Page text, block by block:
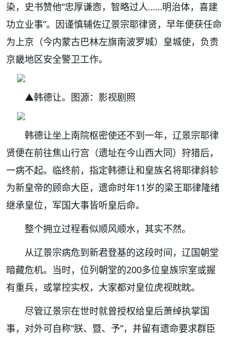
染，史书赞他“忠厚谦悫，智略过人……明治体，喜建
功立业事”。因谨慎辅佐辽景宗耶律贤，早年便获任命
为上京（今内蒙古巴林左旗南波罗城）皇城使，负责
京畿地区安全警卫工作。
▲韩德让。图源：影视剧照
韩德让坐上南院枢密使还不到一年，辽景宗耶律
贤便在前往焦山行宫（遗址在今山西大同）狩猎后，
一病不起。临终前，指定韩德让和皇族名将耶律斜轸
为新皇帝的顾命大臣，遗命时年11岁的梁王耶律隆绪
继承皇位，军国大事皆听皇后命。
整个拥立过程看似顺风顺水，其实不然。
从辽景宗病危到新君登基的这段时间，辽国朝堂
暗藏危机。当时，位列朝堂的200多位皇族宗室或握
有重兵，或掌控实权，大家都对皇位虎视眈眈。
尽管辽景宗在世时就曾授权给皇后萧绰执掌国
事，对外可自称“朕、暨、予”，并留有遗命要求群臣